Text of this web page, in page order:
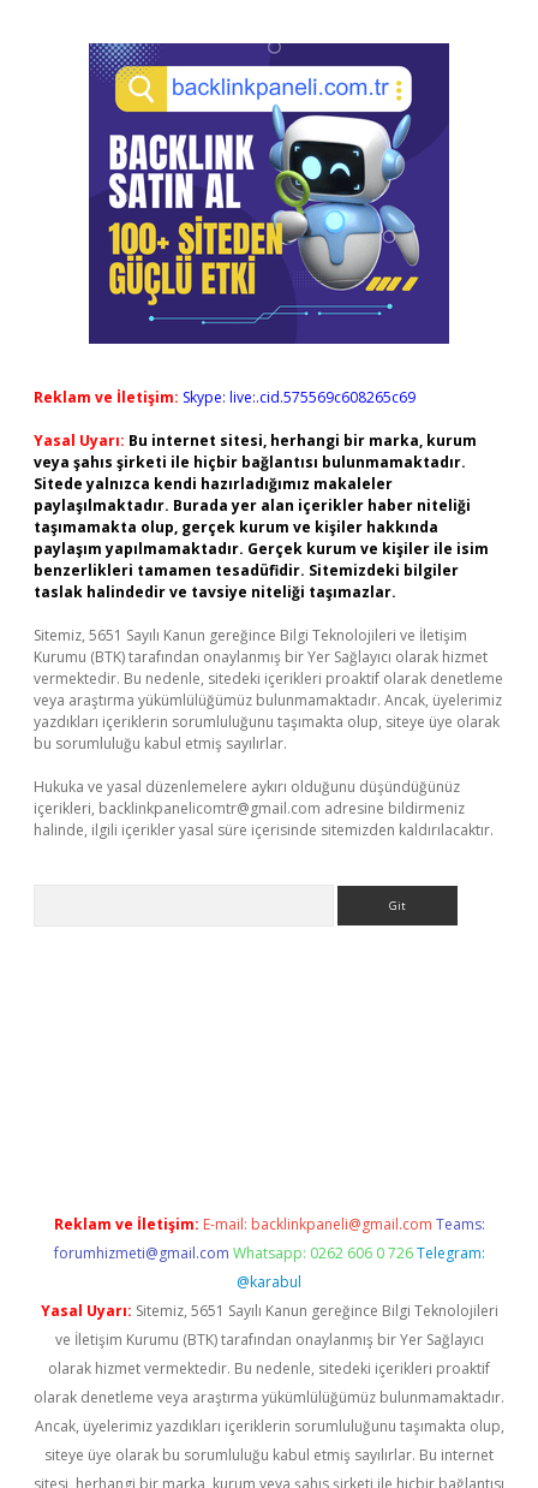
Reklam ve İletişim: Skype: live:.cid.575569c608265c69
Yasal Uyarı: Bu internet sitesi, herhangi bir marka, kurum
veya şahıs şirketi ile hiçbir bağlantısı bulunmamaktadır.
Sitede yalnızca kendi hazırladığımız makaleler
paylaşılmaktadır. Burada yer alan içerikler haber niteliği
taşımamakta olup, gerçek kurum ve kişiler hakkında
paylaşım yapılmamaktadır. Gerçek kurum ve kişiler ile isim
benzerlikleri tamamen tesadüfidir. Sitemizdeki bilgiler
taslak halindedir ve tavsiye niteliği taşımazlar.
Sitemiz, 5651 Sayılı Kanun gereğince Bilgi Teknolojileri ve İletişim
Kurumu (BTK) tarafından onaylanmış bir Yer Sağlayıcı olarak hizmet
vermektedir. Bu nedenle, sitedeki içerikleri proaktif olarak denetleme
veya araştırma yükümlülüğümüz bulunmamaktadır. Ancak, üyelerimiz
yazdıkları içeriklerin sorumluluğunu taşımakta olup, siteye üye olarak
bu sorumluluğu kabul etmiş sayılırlar.
Hukuka ve yasal düzenlemelere aykırı olduğunu düşündüğünüz
içerikleri, backlinkpanelicomtr@gmail.com adresine bildirmeniz
halinde, ilgili içerikler yasal süre içerisinde sitemizden kaldırılacaktır.
Reklam ve İletişim: E-mail: backlinkpaneli@gmail.com Teams:
forumhizmeti@gmail.com Whatsapp: 0262 606 0 726 Telegram:
@karabul
Yasal Uyarı: Sitemiz, 5651 Sayılı Kanun gereğince Bilgi Teknolojileri
ve İletişim Kurumu (BTK) tarafından onaylanmış bir Yer Sağlayıcı
olarak hizmet vermektedir. Bu nedenle, sitedeki içerikleri proaktif
olarak denetleme veya araştırma yükümlülüğümüz bulunmamaktadır.
Ancak, üyelerimiz yazdıkları içeriklerin sorumluluğunu taşımakta olup,
siteye üye olarak bu sorumluluğu kabul etmiş sayılırlar. Bu internet
sitesi, herhangi bir marka, kurum veya şahıs şirketi ile hiçbir bağlantısı